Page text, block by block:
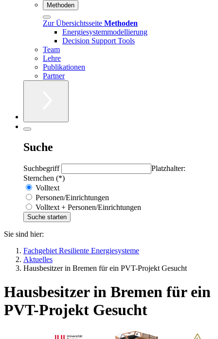
Methoden
Zur Übersichtsseite Methoden
Energiesystemmodellierung
Decision Support Tools
Team
Lehre
Publikationen
Partner
Suche
Suchbegriff
Platzhalter:
Sternchen (*)
Volltext
Personen/Einrichtungen
Volltext + Personen/Einrichtungen
Sie sind hier:
Fachgebiet Resiliente Energiesysteme
Aktuelles
Hausbesitzer in Bremen für ein PVT-Projekt Gesucht
Hausbesitzer in Bremen für ein
PVT-Projekt Gesucht